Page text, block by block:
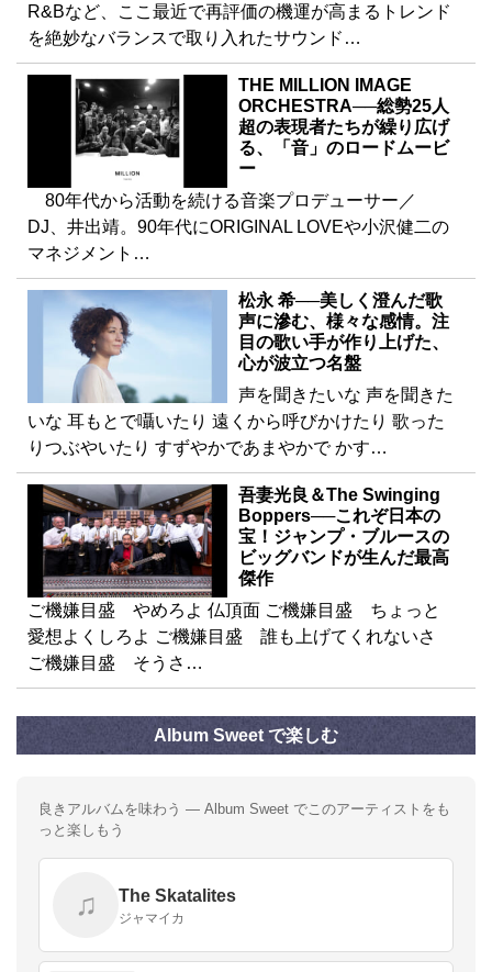
R&Bなど、ここ最近で再評価の機運が高まるトレンド
を絶妙なバランスで取り入れたサウンド…
THE MILLION IMAGE
ORCHESTRA──総勢25人
超の表現者たちが繰り広げ
る、「音」のロードムービ
ー
80年代から活動を続ける音楽プロデューサー／
DJ、井出靖。90年代にORIGINAL LOVEや小沢健二の
マネジメント…
松永 希──美しく澄んだ歌
声に滲む、様々な感情。注
目の歌い手が作り上げた、
心が波立つ名盤
声を聞きたいな 声を聞きた
いな 耳もとで囁いたり 遠くから呼びかけたり 歌った
りつぶやいたり すずやかであまやかで かす…
吾妻光良＆The Swinging
Boppers──これぞ日本の
宝！ジャンプ・ブルースの
ビッグバンドが生んだ最高
傑作
ご機嫌目盛 やめろよ 仏頂面 ご機嫌目盛 ちょっと
愛想よくしろよ ご機嫌目盛 誰も上げてくれないさ
ご機嫌目盛 そうさ…
Album Sweet で楽しむ
良きアルバムを味わう — Album Sweet でこのアーティストをも
っと楽しもう
♫ The Skatalites
ジャマイカ